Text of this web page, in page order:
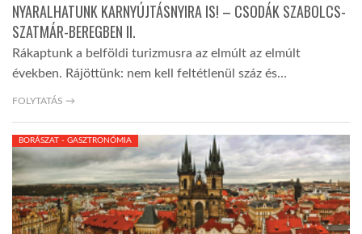
NYARALHATUNK KARNYÚJTÁSNYIRA IS! – CSODÁK SZABOLCS-
SZATMÁR-BEREGBEN II.
Rákaptunk a belföldi turizmusra az elmúlt az elmúlt
években. Rájöttünk: nem kell feltétlenül száz és…
FOLYTATÁS →
BORÁSZAT - GASZTRONÓMIA